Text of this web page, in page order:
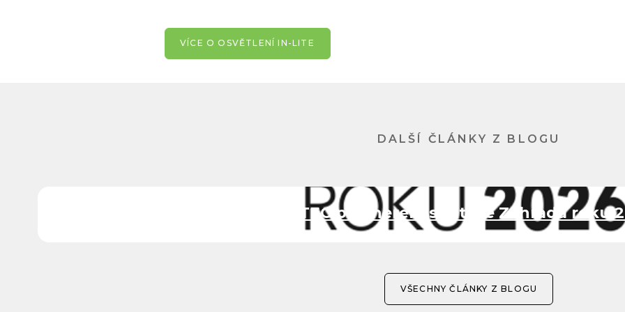
VÍCE O OSVĚTLENÍ IN-LITE
DALŠÍ ČLÁNKY Z BLOGU
ITTEC partnerem soutěže Zahrada roku
VŠECHNY ČLÁNKY Z BLOGU